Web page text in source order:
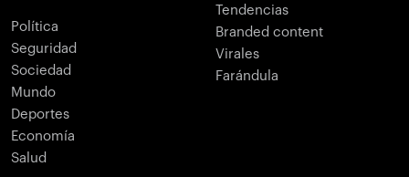
Política
Seguridad
Sociedad
Mundo
Deportes
Economía
Salud
Tendencias
Branded content
Virales
Farándula